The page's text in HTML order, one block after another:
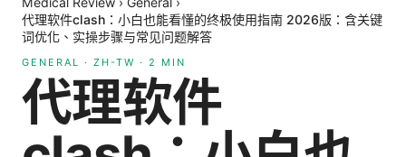
代理软件clash：小白也能看懂的终极使用指南 2026版：含关键
词优化、实操步骤与常见问题解答
GENERAL · ZH-TW · 2 MIN
代理软件